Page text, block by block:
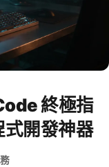
終極指
式開發神器